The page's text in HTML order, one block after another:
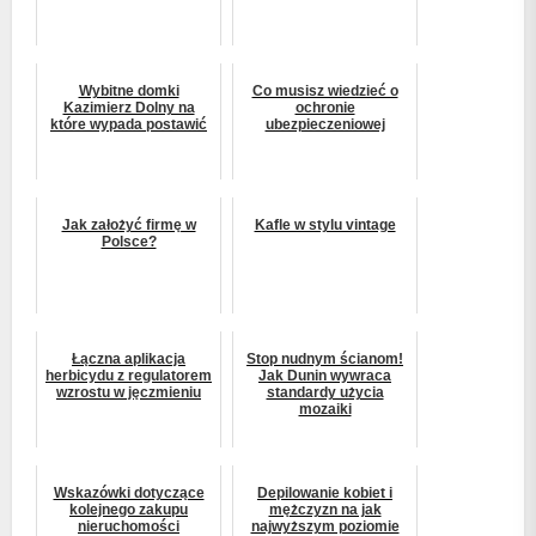
Wybitne domki
Kazimierz Dolny na
które wypada postawić
Co musisz wiedzieć o
ochronie
ubezpieczeniowej
Jak założyć firmę w
Polsce?
Kafle w stylu vintage
Łączna aplikacja
herbicydu z regulatorem
wzrostu w jęczmieniu
Stop nudnym ścianom!
Jak Dunin wywraca
standardy użycia
mozaiki
Wskazówki dotyczące
kolejnego zakupu
nieruchomości
Depilowanie kobiet i
mężczyzn na jak
najwyższym poziomie